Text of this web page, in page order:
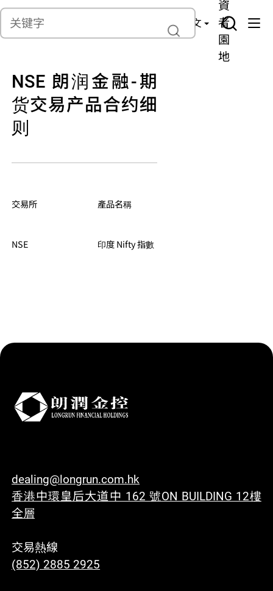
聯繫我們 中文
貨
產
理
險
資
者
園
地
NSE 朗润金融-期
货交易产品合约细
则
交易所 產品名稱
NSE 印度 Nifty 指數
dealing@longrun.com.hk
香港中環皇后大道中 162 號ON BUILDING 12樓
全層
交易熱線
(852) 2885 2925